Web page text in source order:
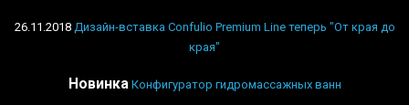
26.11.2018 Дизайн-вставка Confulio Premium Line теперь "От края до
края"
Новинка Конфигуратор гидромассажных ванн